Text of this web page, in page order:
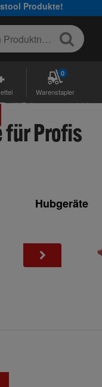
Produkte!
0
Warenstapler
für Profis
Hubgeräte